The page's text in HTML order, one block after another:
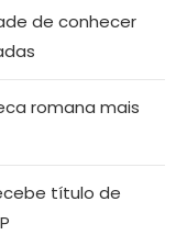
de conhecer
romana mais
título de